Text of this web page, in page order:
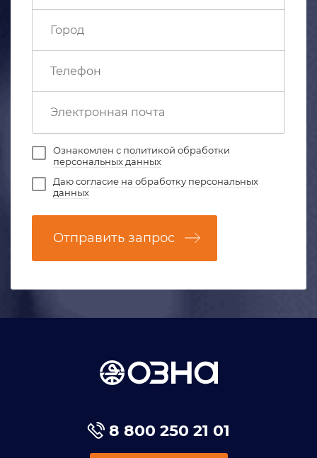
Ознакомлен с политикой обработки
персональных данных
Даюсогласие на обработку персональных
данных
Отправить запрос
8 800 250 21 01